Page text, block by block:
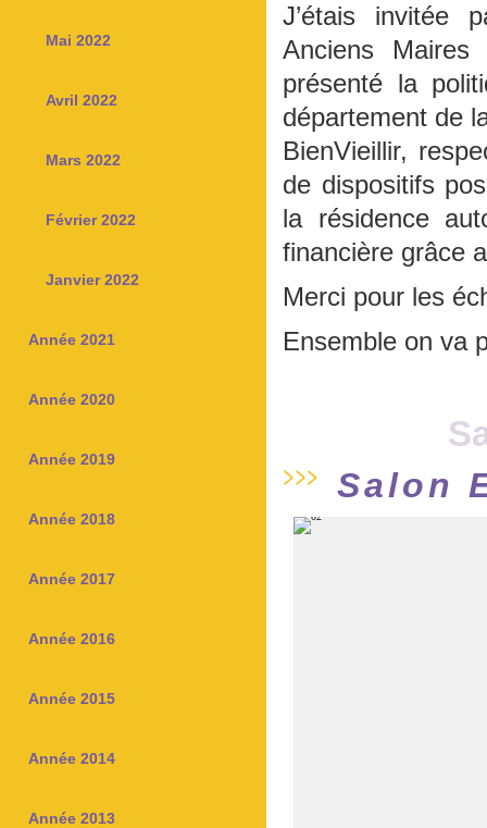
Mai 2022
Avril 2022
Mars 2022
Février 2022
Janvier 2022
Année 2021
Année 2020
Année 2019
Année 2018
Année 2017
Année 2016
Année 2015
Année 2014
Année 2013
J’étais invitée
Anciens
présenté la
département de
BienVieillir,
de dispositifs
la résidence
financière grâce
Merci pour les
Ensemble on va
Salon